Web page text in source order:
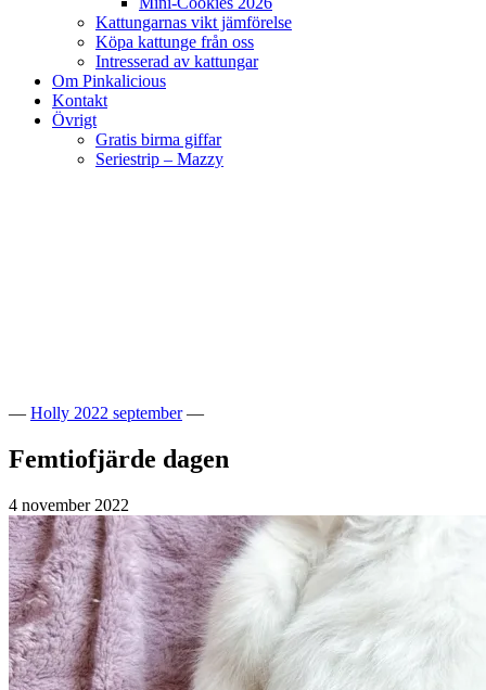
Kattungarnas vikt jämförelse
Köpa kattunge från oss
Intresserad av kattungar
Om Pinkalicious
Kontakt
Övrigt
Gratis birma giffar
Seriestrip – Mazzy
— Holly 2022 september—
Femtiofjärde dagen
4 november 2022